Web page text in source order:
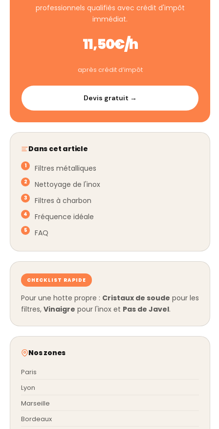
professionnels qualifiés avec crédit d'impôt
immédiat.
11,50€/h
après crédit d’impôt
Devis gratuit →
Dans cet article
Filtres métalliques
Nettoyage de l'inox
Filtres à charbon
Fréquence idéale
FAQ
CHECKLIST RAPIDE
Pour une hotte propre : Cristaux de soude pour les
filtres, Vinaigre pour l'inox et Pas de Javel.
Nos zones
Paris
Lyon
Marseille
Bordeaux